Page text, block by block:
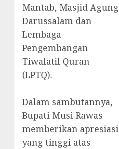
Mantab, Masjid Agung
Darussalam dan
Lembaga
Pengembangan
Tiwalatil Quran
(LPTQ).
Dalam sambutannya,
Bupati Musi Rawas
memberikan apresiasi
yang tinggi atas